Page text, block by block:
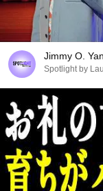
Jimmy O.
Spotlight by